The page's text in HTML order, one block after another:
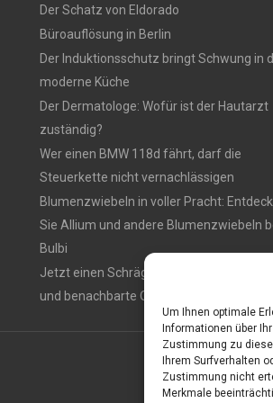
Um Ihnen optimale
Informationen über
Zustimmung zu
Ihrem Surfverhalten
Zustimmung nicht
Merkmale
Der Schatz von Eldorado
Büroauflösung in Berlin
Der Induktionsschutz bringt Schwung in
moderne Küche
Der Dermatologe: Wofür ist der Hautarzt
zuständig?
Wer einen BMW 118d fährt, darf die
Steuerkette nicht vernachlässigen
Blumenzwiebeln in voller Pracht:
Sie Allium und andere Blumenzwiebeln
Bulbi
Jetzt einen Schrägaufzug mieten –
und benachbarte Orte